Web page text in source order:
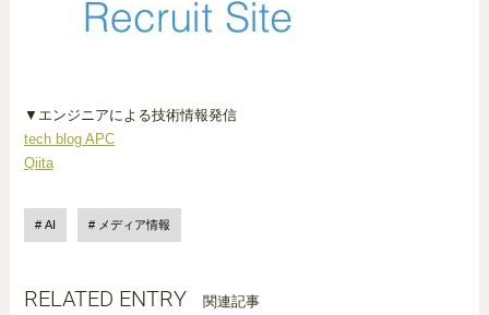
▼エンジニアによる技術情報発信
tech blog APC
Qiita
AI メディア情報
RELATED ENTRY 関連記事